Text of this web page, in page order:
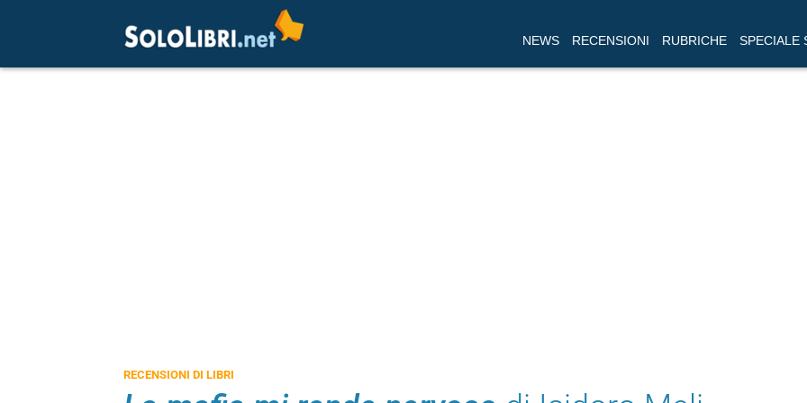
NEWS RECENSIONI RUBRICHE SPECIALE
RECENSIONI DI LIBRI